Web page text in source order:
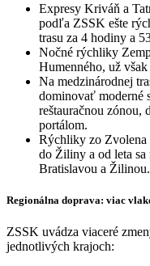
Expresy Kriváň a
podľa ZSSK ešte
trasu za 4 hodiny a
Nočné rýchliky
Humenného, už
Na medzinárodnej
dominovať moderné
reštauračnou zónou,
portálom.
Rýchliky zo Zvolena
do Žiliny a od leta
Bratislavou a Žilinou.
Regionálna doprava: viac
ZSSK uvádza viaceré
jednotlivých krajoch: